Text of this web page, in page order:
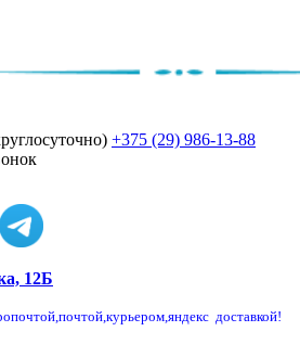
+375 (29) 986-13-88
12Б
почтой,курьером,яндекс доставкой!